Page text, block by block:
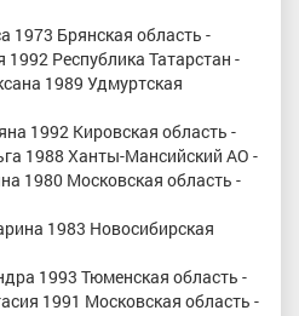
1973 Брянская область -
Республика Татарстан -
1989 Удмуртская
1992 Кировская область -
1988 Ханты-Мансийский АО -
1980 Московская область -
1983 Новосибирская
1993 Тюменская область -
1991 Московская область -